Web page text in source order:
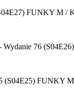
FUNKY M /
76 (S04E26)
(S04E25) FUNKY M